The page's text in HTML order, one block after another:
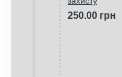
250.00 грн